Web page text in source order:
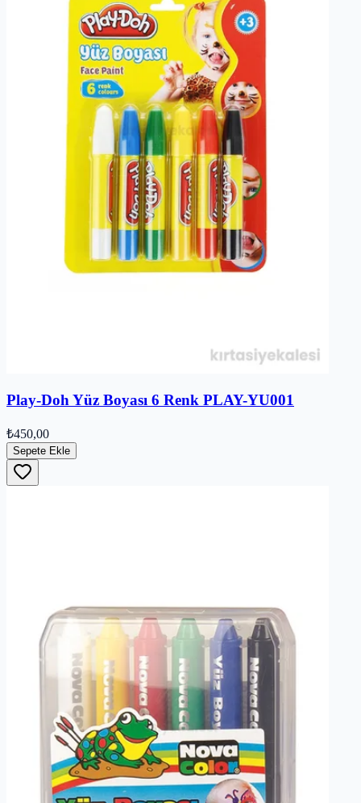
Play-Doh Yüz Boyası 6 Renk PLAY-YU001
₺450,00
Sepete Ekle